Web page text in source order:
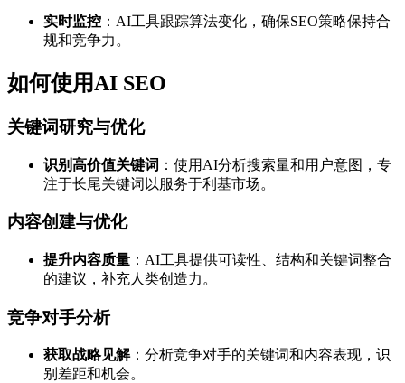
实时监控 ：AI工具跟踪算法变化，确保SEO策略保持合
规和竞争力。
如何使用AI SEO
关键词研究与优化
识别高价值关键词 ：使用AI分析搜索量和用户意图，专
注于长尾关键词以服务于利基市场。
内容创建与优化
提升内容质量 ：AI工具提供可读性、结构和关键词整合
的建议，补充人类创造力。
竞争对手分析
获取战略见解：分析竞争对手的关键词和内容表现，识
别差距和机会。